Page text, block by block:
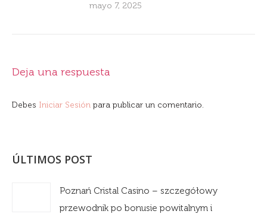
mayo 7, 2025
Deja una respuesta
Debes Iniciar Sesión para publicar un comentario.
ÚLTIMOS POST
Poznań Cristal Casino – szczegółowy
przewodnik po bonusie powitalnym i